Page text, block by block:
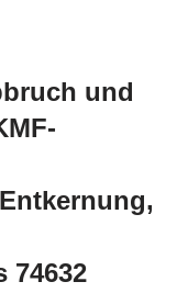
und
74632